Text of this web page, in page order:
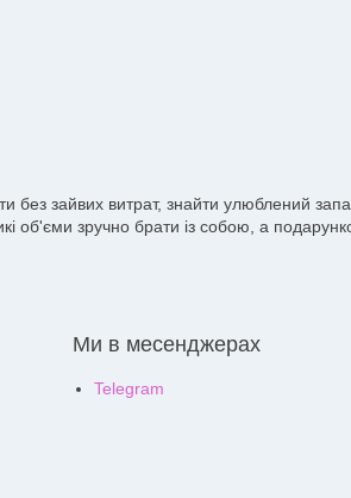
без зайвих витрат, знайти улюблений
об'єми зручно брати із собою, а
Ми в месенджерах
Telegram